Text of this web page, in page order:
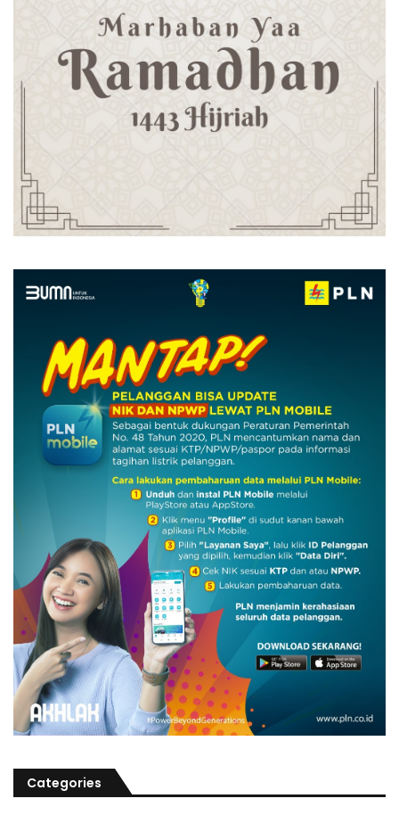
Categories